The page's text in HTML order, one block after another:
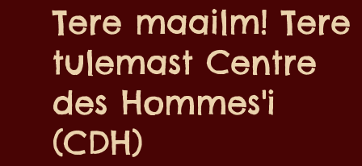
Tere maailm! Tere
tulemast Centre
des Hommes'i
(CDH)